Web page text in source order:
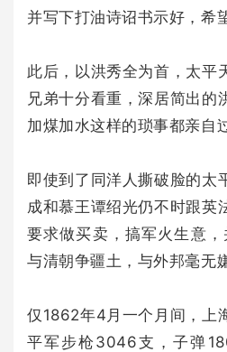
并写下打油诗诏书示好，希
此后，以洪秀全为首，太平
兄弟十分看重，深居简出的
加煤加水这样的琐事都亲自
即使到了同洋人撕破脸的太
成和慕王谭绍光仍不时跟英
要求做买卖，搞军火生意
与清朝争疆土，与外邦毫无
仅1862年4月一个月间，上
平军步枪3046支，子弹